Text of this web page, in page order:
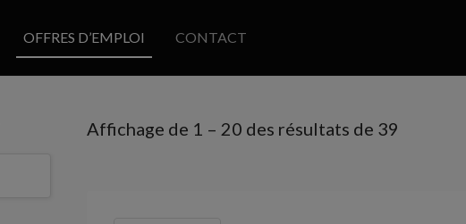
OFFRES D’EMPLOI CONTACT
Affichage de 1 – 20 des résultats de 39